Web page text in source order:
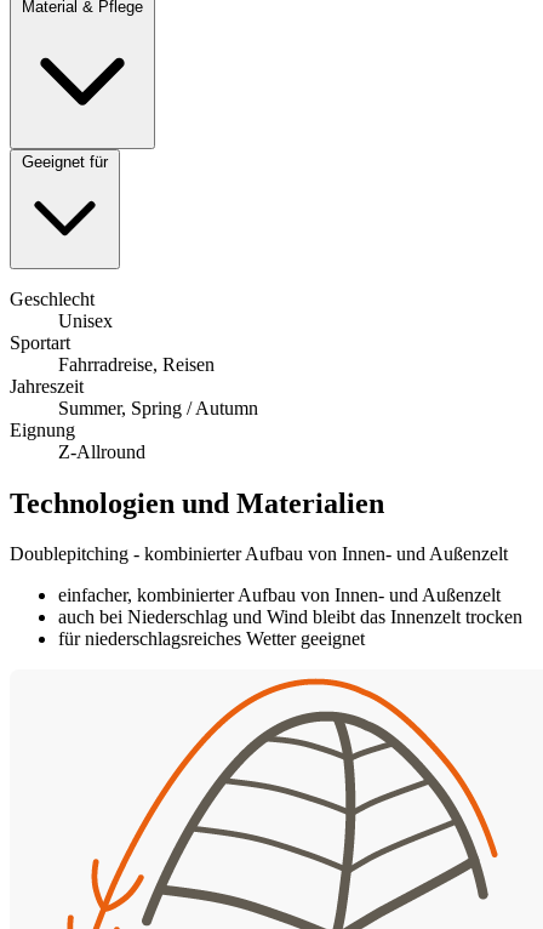
Material & Pflege
Geeignet für
Geschlecht
Unisex
Sportart
Fahrradreise, Reisen
Jahreszeit
Summer, Spring / Autumn
Eignung
Z-Allround
Technologien und Materialien
Doublepitching - kombinierter Aufbau von Innen- und Außenzelt
einfacher, kombinierter Aufbau von Innen- und Außenzelt
auch bei Niederschlag und Wind bleibt das Innenzelt trocken
für niederschlagsreiches Wetter geeignet